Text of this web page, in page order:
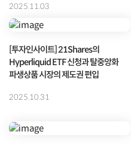
2025.11.03
[투자인사이트] 21Shares의
Hyperliquid ETF 신청과 탈중앙화
파생상품 시장의 제도권 편입
2025.10.31